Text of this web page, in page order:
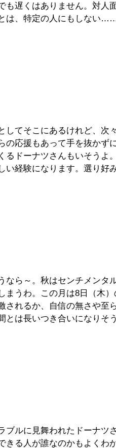
遅くはありません。対人
は、特定の人にもしない
してそこにあるけれど、次
の応援もあって手を抜かず
るドーナツさんもいそうよ
経験になります。選り好
ら～。秋はセンチメンタ
うわ。この月は8日（木
されるか、自信の無さや
は長いつき合いになりそ
ブルに見舞われたドーナツ
きる人が誰なのかもよくわ